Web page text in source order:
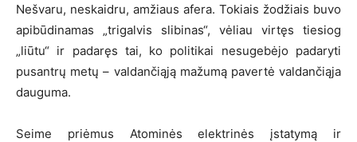
Nešvaru, neskaidru, amžiaus afera. Tokiais žodžiais buvo
apibūdinamas „trigalvis slibinas“, vėliau virtęs tiesiog
„liūtu“ ir padaręs tai, ko politikai nesugebėjo padaryti
pusantrų metų – valdančiąją mažumą pavertė valdančiąja
dauguma.
Seime priėmus Atominės elektrinės įstatymą ir